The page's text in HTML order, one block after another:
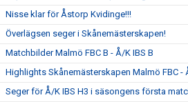
Nisse klar för Åstorp Kvidinge!!!
Överlägsen seger i Skånemästerskapen!
Matchbilder Malmö FBC B - Å/K IBS B
Highlights Skånemästerskapen Malmö FBC -
Seger för Å/K IBS H3 i säsongens första